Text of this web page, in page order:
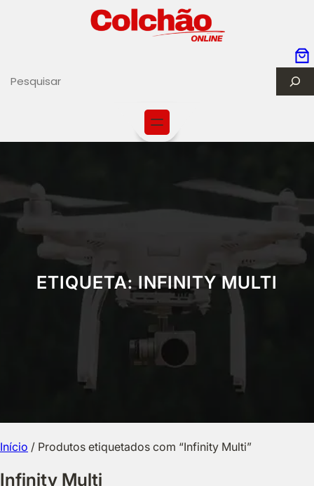
c
ETIQUETA:INFINITY MULTI
Início / Produtos etiquetados com “Infinity Multi”
Infinity Multi